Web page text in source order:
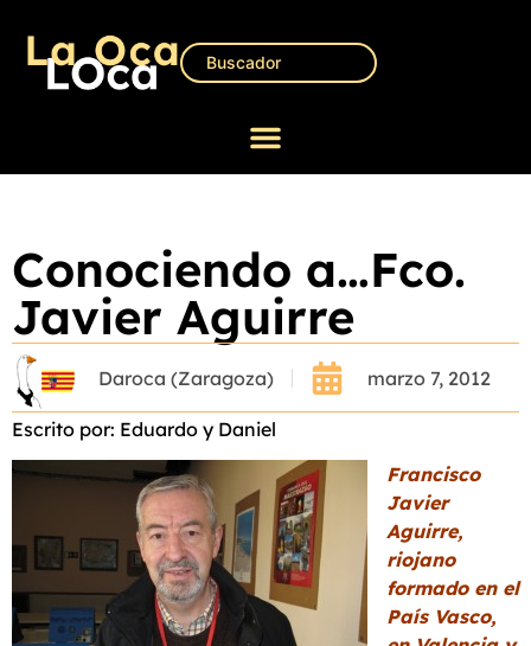
Conociendo a…Fco.
Javier Aguirre
Daroca (Zaragoza) marzo 7, 2012
Escrito por: Eduardo y Daniel
Francisco
Javier
Aguirre,
riojano
formado en el
País Vasco,